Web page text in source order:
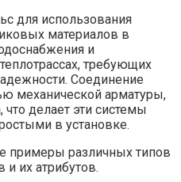
для использования
материалов в
и
требующих
Соединение
механической арматуры,
что делает эти системы
в установке.
примеры различных типов
и их атрибутов.